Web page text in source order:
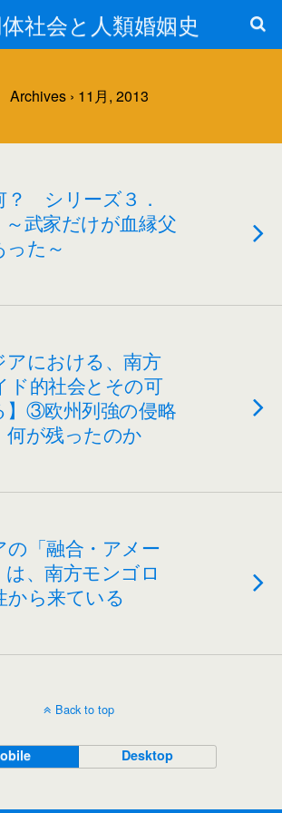
社会と人類婚姻史
Archives › 11月, 2013
？ シリーズ３．
武家だけが血縁父
た～
アにおける、南方
ド的社会とその可
】③欧州列強の侵略
何が残ったのか
の「融合・アメー
、南方モンゴロ
から来ている
Back to top
Desktop